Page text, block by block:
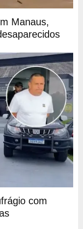
Manaus,
com